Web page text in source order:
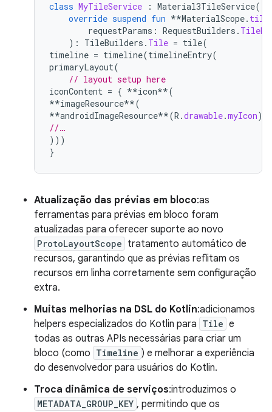
class MyTileService : Material3TileService()
override suspend fun **MaterialScope.
requestParams : RequestBuilders .
):
TileBuilders . Tile = tile(
timeline = timeline(timelineEntry(
primaryLayout(
// layout setup here
iconContent = { **icon**(
**imageResource**(
**androidImageResource**(R .drawable.myIcon
//…
)))
}
Atualização das prévias em bloco:as
ferramentas para prévias em bloco foram
atualizadas para oferecer suporte ao novo
ProtoLayoutScope tratamento automático de
recursos, garantindo que as prévias reflitam os
recursos em linha corretamente sem configuração
extra.
Muitas melhorias na DSL do Kotlin:adicionamos
helpers especializados do Kotlin para Tile e
todas as outras APIs necessárias para criar um
bloco (como Timeline ) e melhorar a experiência
do desenvolvedor para usuários do Kotlin.
Troca dinâmica de serviços:introduzimos o
METADATA_GROUP_KEY , permitindo que os